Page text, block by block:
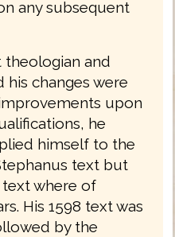
any subsequent
theologian and
his changes were
upon
he
himself to the
text but
where of
His 1598 text was
by the